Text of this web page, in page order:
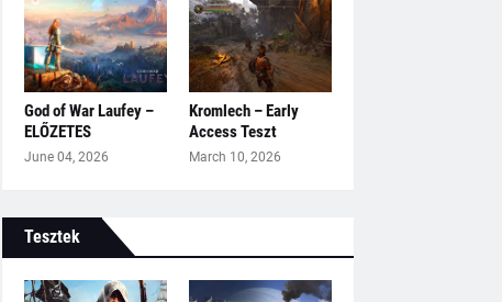
God of War Laufey –
ELŐZETES
June 04, 2026
Kromlech – Early
Access Teszt
March 10, 2026
Tesztek